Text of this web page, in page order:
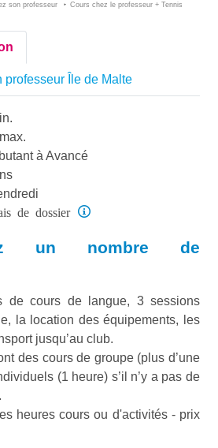
son professeur Cours chez le professeur + Tennis
professeur Île de Malte
à Avancé
de dossier
un nombre de
de cours de langue, 3 sessions
la location des équipements, les
jusqu’au club.
des cours de groupe (plus d’une
(1 heure) s’il n’y a pas de
heures cours ou d'activités - prix